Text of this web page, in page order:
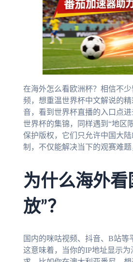
在海外怎么看欧洲杯？相信不
频，想重温世界杯中文解说的
音，看到世界杯直播的入口点
世界杯的集锦，同样遇到“地
保护版权，它们只允许中国大
制，不仅能解决当下的观赛难题
为什么海外
放”？
国内的咪咕视频、抖音、B站等
这意味着，当你的IP地址显示